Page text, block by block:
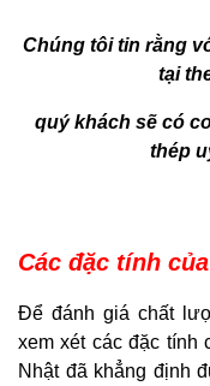
Chúng tôi tin rằng
tại
quý khách sẽ có
thép
Các đặc tính
Để đánh giá chất
xem xét các đặc tính
Nhật đã khẳng định